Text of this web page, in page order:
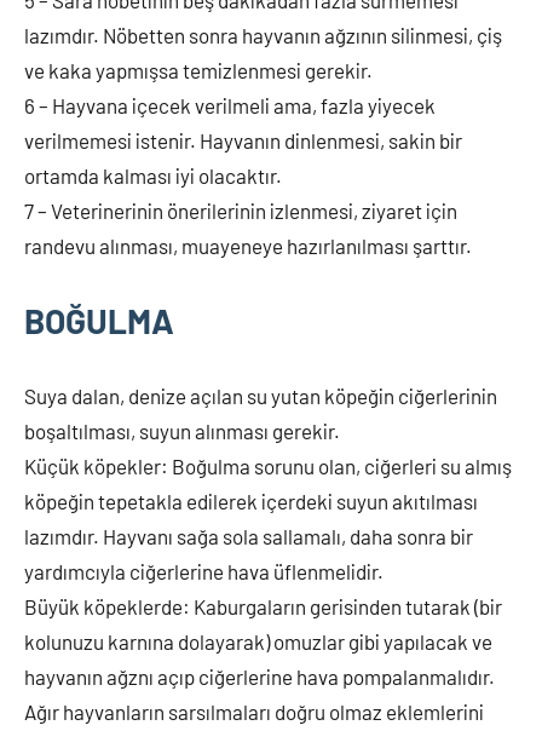
lazımdır. Nöbetten sonra hayvanın ağzının silinmesi, çiş
ve kaka yapmışsa temizlenmesi gerekir.
6 – Hayvana içecek verilmeli ama, fazla yiyecek
verilmemesi istenir. Hayvanın dinlenmesi, sakin bir
ortamda kalması iyi olacaktır.
7 – Veterinerinin önerilerinin izlenmesi, ziyaret için
randevu alınması, muayeneye hazırlanılması şarttır.
BOĞULMA
Suya dalan, denize açılan su yutan köpeğin ciğerlerinin
boşaltılması, suyun alınması gerekir.
Küçük köpekler: Boğulma sorunu olan, ciğerleri su almış
köpeğin tepetakla edilerek içerdeki suyun akıtılması
lazımdır. Hayvanı sağa sola sallamalı, daha sonra bir
yardımcıyla ciğerlerine hava üflenmelidir.
Büyük köpeklerde: Kaburgaların gerisinden tutarak (bir
kolunuzu karnına dolayarak) omuzlar gibi yapılacak ve
hayvanın ağznı açıp ciğerlerine hava pompalanmalıdır.
Ağır hayvanların sarsılmaları doğru olmaz eklemlerini